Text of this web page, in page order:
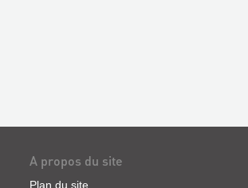
A propos du site
Plan du site